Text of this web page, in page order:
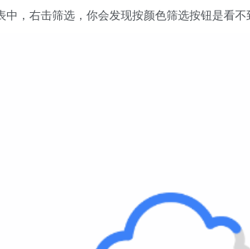
中，右击筛选，你会发现按颜色筛选按钮是看不